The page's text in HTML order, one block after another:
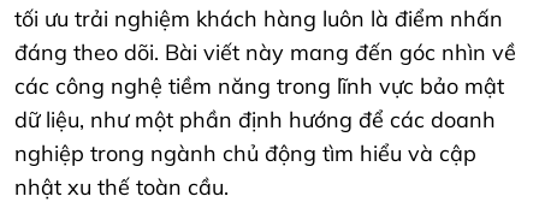
tối ưu trải nghiệm khách hàng luôn là điểm nhấn
đáng theo dõi. Bài viết này mang đến góc nhìn về
các công nghệ tiềm năng trong lĩnh vực bảo mật
dữ liệu, như một phần định hướng để các doanh
nghiệp trong ngành chủ động tìm hiểu và cập
nhật xu thế toàn cầu.